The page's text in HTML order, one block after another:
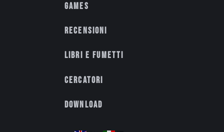
Games
Recensioni
Libri e fumetti
Cercatori
Download